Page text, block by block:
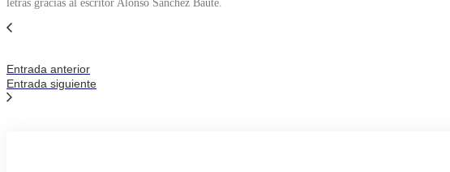
letras gracias al escritor Alonso Sánchez Baute.
Entrada anterior
Entrada siguiente